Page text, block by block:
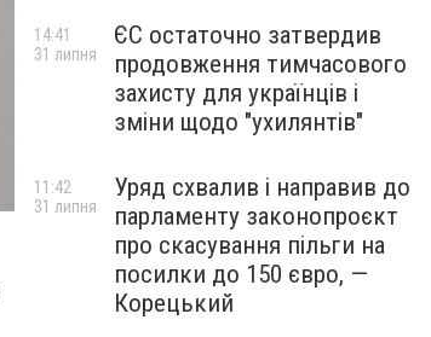
ЄС остаточно затвердив
продовження тимчасового
захисту для українців і
зміни щодо "ухилянтів"
14:41
31 липня
Уряд схвалив і направив до
парламенту законопроєкт
про скасування пільги на
посилки до 150 євро, —
Корецький
11:42
31 липня